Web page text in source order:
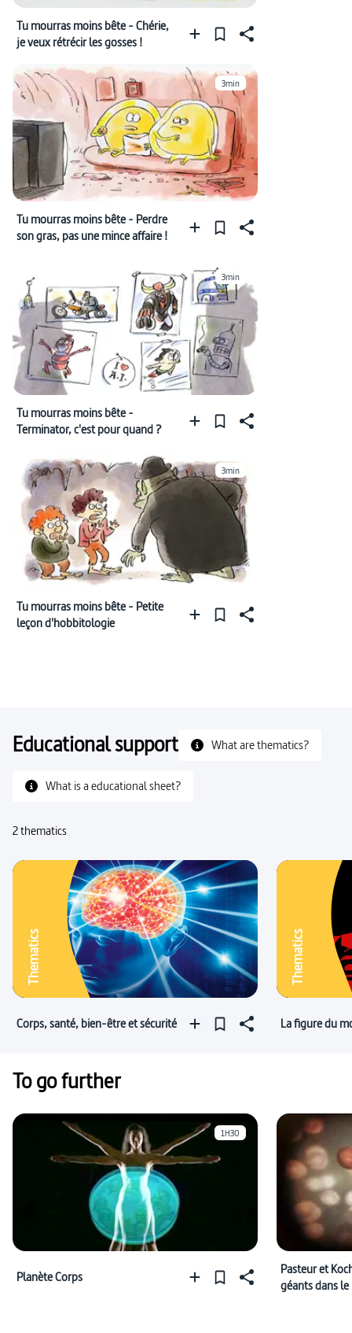
Tu mourras moins bête - Chérie,
je veux rétrécir les gosses !
3min
Tu mourras moins bête - Perdre
son gras, pas une mince affaire !
3min
Tu mourras moins bête -
Terminator, c'est pour quand ?
3min
Tu mourras moins bête - Petite
leçon d'hobbitologie
Educational support What are thematics?
What is a educational sheet?
2 thematics
Thematics
Corps, santé, bien-être et sécurité
Thematics
La figure du
To go further
1H30
Planète Corps
Pasteur et
géants dans